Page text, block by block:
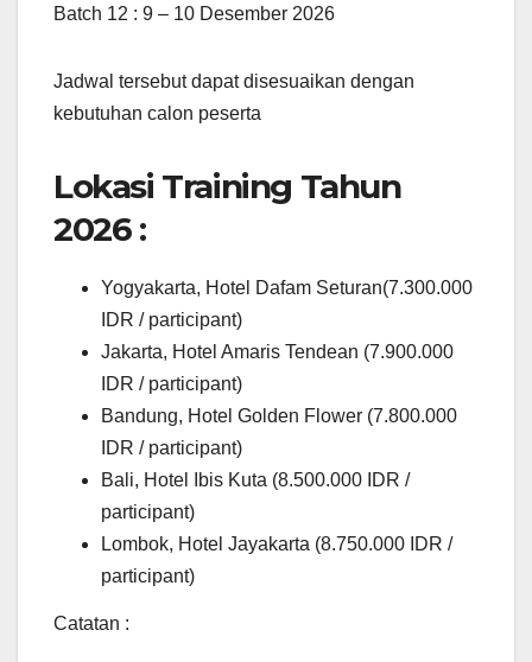
Batch 12 : 9 – 10 Desember 2026
Jadwal tersebut dapat disesuaikan dengan
kebutuhan calon peserta
Lokasi Training Tahun
2026 :
Yogyakarta, Hotel Dafam Seturan(7.300.000
IDR / participant)
Jakarta, Hotel Amaris Tendean (7.900.000
IDR / participant)
Bandung, Hotel Golden Flower (7.800.000
IDR / participant)
Bali, Hotel Ibis Kuta (8.500.000 IDR /
participant)
Lombok, Hotel Jayakarta (8.750.000 IDR /
participant)
Catatan :